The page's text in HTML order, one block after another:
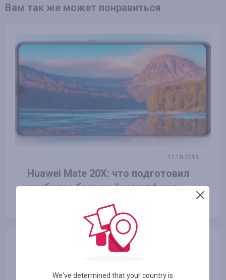
Вам так же может понравиться
17.10.2018
Huawei Mate 20X: что подготовил
наиболее большой смартфон в
We've determined that your country is